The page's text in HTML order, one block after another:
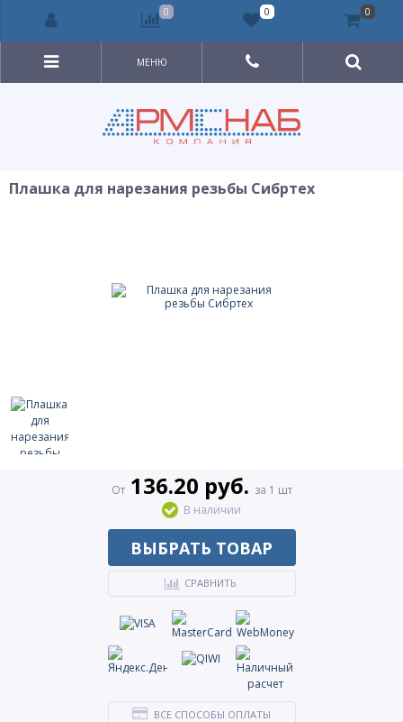
МЕНЮ
Плашка для нарезания резьбы Сибртех
От136.20 руб. за 1 шт
В наличии
ВЫБРАТЬ ТОВАР
СРАВНИТЬ
ВСЕ СПОСОБЫ ОПЛАТЫ
0 0 0